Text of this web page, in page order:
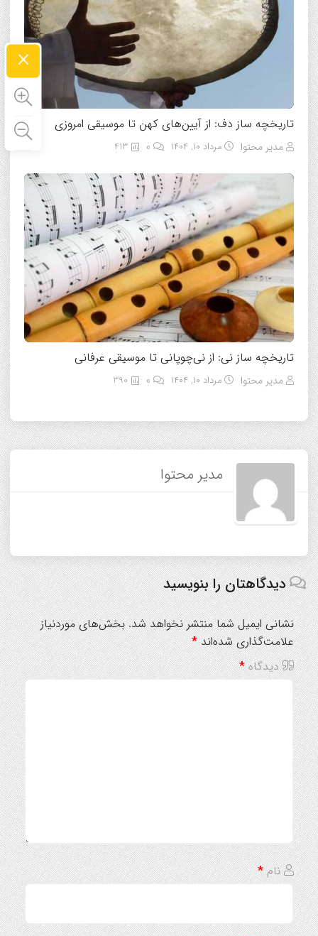
تاریخچه ساز دف: از آیین‌های کهن تا موسیقی امروزی
مدیر محتوا مرداد ۱۰, ۱۴۰۴ 413
تاریخچه ساز نی: از نی‌چوپانی تا موسیقی عرفانی
مدیر محتوا مرداد ۱۰, ۱۴۰۴ 390
مدیر محتوا
دیدگاهتان را بنویسید
نشانی ایمیل شما منتشر نخواهد شد. بخش‌های موردنیاز
علامت‌گذاری شده‌اند*
دیدگاه*
نام*
×